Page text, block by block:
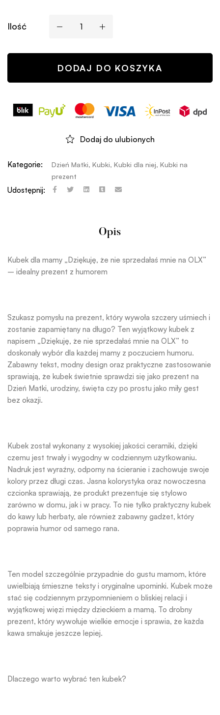
Ilość
DODAJ DO KOSZYKA
Dodaj do ulubionych
Kategorie: Dzień Matki, Kubki, Kubki dla niej, Kubki na
prezent
Udostępnij:
Opis
Kubek dla mamy „Dziękuję, że nie sprzedałaś mnie na OLX”
– idealny prezent z humorem
Szukasz pomysłu na prezent, który wywoła szczery uśmiech i
zostanie zapamiętany na długo? Ten wyjątkowy kubek z
napisem „Dziękuję, że nie sprzedałaś mnie na OLX” to
doskonały wybór dla każdej mamy z poczuciem humoru.
Zabawny tekst, modny design oraz praktyczne zastosowanie
sprawiają, że kubek świetnie sprawdzi się jako prezent na
Dzień Matki, urodziny, święta czy po prostu jako miły gest
bez okazji.
Kubek został wykonany z wysokiej jakości ceramiki, dzięki
czemu jest trwały i wygodny w codziennym użytkowaniu.
Nadruk jest wyraźny, odporny na ścieranie i zachowuje swoje
kolory przez długi czas. Jasna kolorystyka oraz nowoczesna
czcionka sprawiają, że produkt prezentuje się stylowo
zarówno w domu, jak i w pracy. To nie tylko praktyczny kubek
do kawy lub herbaty, ale również zabawny gadżet, który
poprawia humor od samego rana.
Ten model szczególnie przypadnie do gustu mamom, które
uwielbiają śmieszne teksty i oryginalne upominki. Kubek może
stać się codziennym przypomnieniem o bliskiej relacji i
wyjątkowej więzi między dzieckiem a mamą. To drobny
prezent, który wywołuje wielkie emocje i sprawia, że każda
kawa smakuje jeszcze lepiej.
Dlaczego warto wybrać ten kubek?